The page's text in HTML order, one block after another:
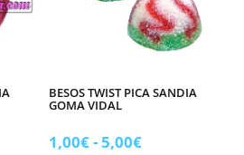
BESOS TWIST PICA SANDIA
GOMA VIDAL
1,00€-5,00€Rango